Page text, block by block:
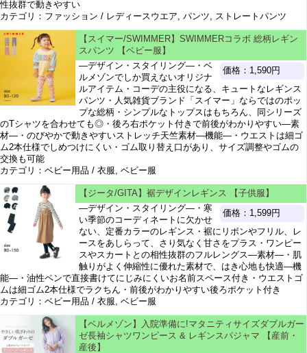
性抜群で動きやすい
カテゴリ：ファッション / レディースウエア, パンツ, ストレートパンツ
【スイマー/SWIMMER】SWIMMERコラボ 総柄レギン
スパンツ 【ベビー服】
価格：1,590円
―デザイン・スタイリング―・ベ
ルメゾンでしか買えないオリジナ
ルアイテム・コーデの主役になる、キュートなレギンス
パンツ・人気雑貨ブランド「スイマー」ならではのポッ
プな総柄・シンプルなトップスはもちろん、同シリーズ
のTシャツを合わせても◎・後ろ右ポケット付きで前後がわかりやすい―素
材―・のびやかで動きやすいストレッチ天竺素材―機能―・ウエストは細ゴ
ム2本仕様でしめつけにくい・ゴム取り替え口があり、サイズ調整やゴムの
交換も可能
カテゴリ：ベビー用品 / 衣服, ベビー服
【ジータ/GITA】裾デザインレギンス 【子供服】
価格：1,599円
―デザイン・スタイリング―・寒
い季節のコーディネートに欠かせ
ない、定番カラーのレギンス・裾にリボンやフリル、レ
ースをあしらって、さり気なく甘さをプラス・ワンピー
スやスカートとの相性抜群のフルレングス―素材―・肌
触りがよく伸縮性に優れた素材で、はき心地も快適―機
能―・油性ペンで直接書けてにじみにくいお名前スペース付き・ウエストゴ
ムは細ゴム2本仕様でラクちん・前後がわかりやすい後ろポケット付き
カテゴリ：ベビー用品 / 衣服, ベビー服
【ベルメゾン】入院準備に!マタニティサイズダブルガー
ゼ長袖シャツワンピース & レギンスパジャマ 【産前・
産後】